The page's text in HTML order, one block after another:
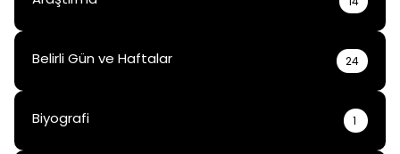
Belirli Gün ve Haftalar 24
Biyografi 1